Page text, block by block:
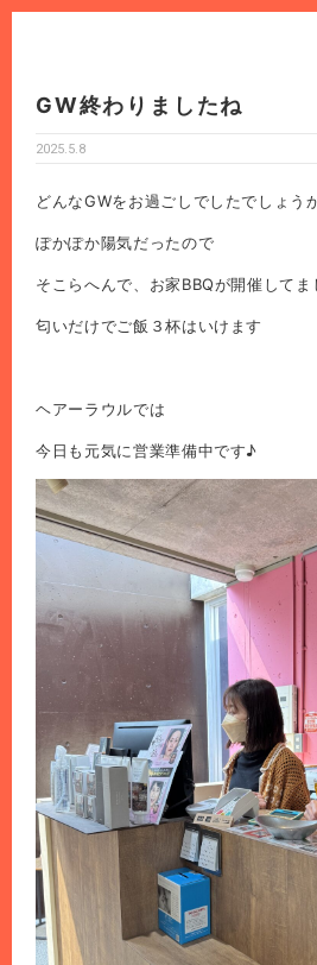
GW終わりましたね
2025.5.8
どんなGWをお過ごしでしたでしょう
ぽかぽか陽気だったので
そこらへんで、お家BBQが開催してま
匂いだけでご飯３杯はいけます
ヘアーラウルでは
今日も元気に営業準備中です♪